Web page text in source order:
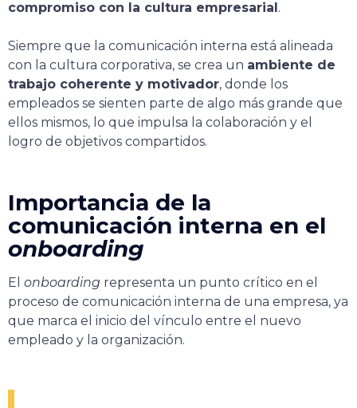
compromiso con la cultura empresarial.
Siempre que la comunicación interna está alineada
con la cultura corporativa, se crea un ambiente de
trabajo coherente y motivador, donde los
empleados se sienten parte de algo más grande que
ellos mismos, lo que impulsa la colaboración y el
logro de objetivos compartidos.
Importancia de la
comunicación interna en el
onboarding
El onboarding representa un punto crítico en el
proceso de comunicación interna de una empresa, ya
que marca el inicio del vínculo entre el nuevo
empleado y la organización.